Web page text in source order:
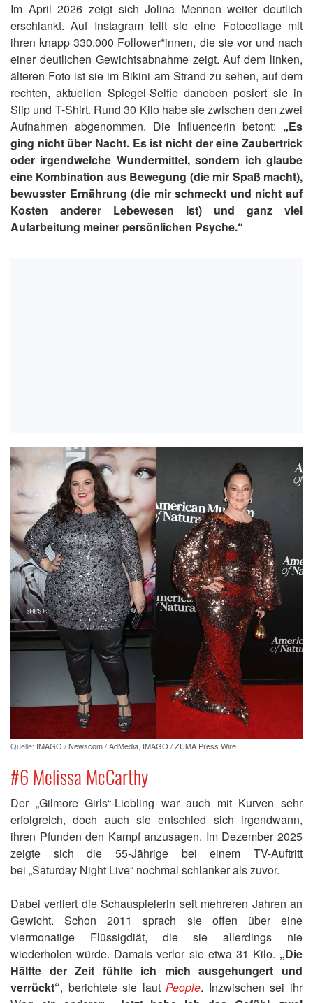
Im April 2026 zeigt sich Jolina Mennen weiter deutlich
erschlankt. Auf Instagram teilt sie eine Fotocollage mit
ihren knapp 330.000 Follower*innen, die sie vor und nach
einer deutlichen Gewichtsabnahme zeigt. Auf dem linken,
älteren Foto ist sie im Bikini am Strand zu sehen, auf dem
rechten, aktuellen Spiegel-Selfie daneben posiert sie in
Slip und T-Shirt. Rund 30 Kilo habe sie zwischen den zwei
Aufnahmen abgenommen. Die Influencerin betont: „Es
ging nicht über Nacht. Es ist nicht der eine Zaubertrick
oder irgendwelche Wundermittel, sondern ich glaube
eine Kombination aus Bewegung (die mir Spaß macht),
bewusster Ernährung (die mir schmeckt und nicht auf
Kosten anderer Lebewesen ist) und ganz viel
Aufarbeitung meiner persönlichen Psyche.“
Quelle: IMAGO / Newscom / AdMedia, IMAGO / ZUMA Press Wire
#6 Melissa McCarthy
Der „Gilmore Girls“-Liebling war auch mit Kurven sehr
erfolgreich, doch auch sie entschied sich irgendwann,
ihren Pfunden den Kampf anzusagen. Im Dezember 2025
zeigte sich die 55-Jährige bei einem TV-Auftritt
bei „Saturday Night Live“ nochmal schlanker als zuvor.
Dabei verliert die Schauspielerin seit mehreren Jahren an
Gewicht. Schon 2011 sprach sie offen über eine
viermonatige Flüssigdiät, die sie allerdings nie
wiederholen würde. Damals verlor sie etwa 31 Kilo. „Die
Hälfte der Zeit fühlte ich mich ausgehungert und
verrückt“, berichtete sie lautPeople. Inzwischen sei ihr